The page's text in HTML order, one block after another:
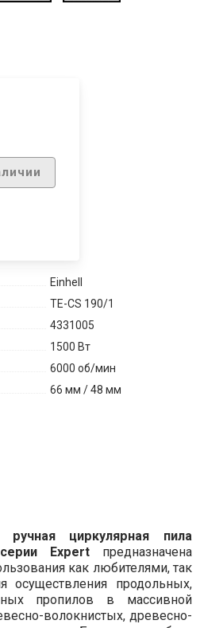
Einhell
TE-CS 190/1
4331005
1500 Вт
6000 об/мин
66 мм / 48 мм
ручная циркулярная пила
серии Expert предназначена
как любителями, так
осуществления продольных,
пропилов в массивной
волокнистых, древесно-